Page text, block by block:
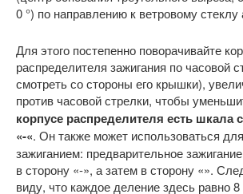
0 °) по направлению к ветровому
Для этого постепенно поворачивайте
распределителя зажигания по часовой
смотреть со стороны его крышки),
против часовой стрелки, чтобы
корпусе распределителя есть шкала
«-«. Он также может использоваться
зажиганием: предварительное
в сторону «-», а затем в сторону «».
виду, что каждое деление здесь равно 8